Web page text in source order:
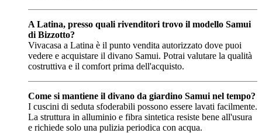
A Latina, presso quali rivenditori trovo il modello Samui
di Bizzotto?
Vivacasa a Latina è il punto vendita autorizzato dove puoi
vedere e acquistare il divano Samui. Potrai valutare la qualità
costruttiva e il comfort prima dell'acquisto.
Come si mantiene il divano da giardino Samui nel tempo?
I cuscini di seduta sfoderabili possono essere lavati facilmente.
La struttura in alluminio e fibra sintetica resiste bene all'usura
e richiede solo una pulizia periodica con acqua.